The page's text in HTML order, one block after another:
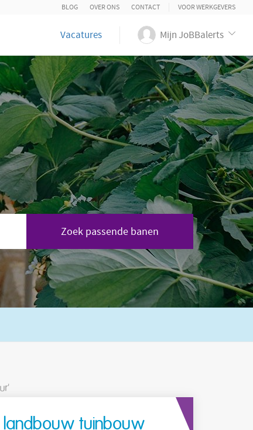
BLOG OVER ONS CONTACT VOOR WERKGEVERS
Vacatures Mijn JoBBalerts
Zoek passende banen
landbouw tuinbouw